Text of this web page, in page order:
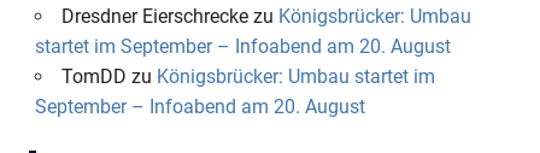
Dresdner Eierschreckezu Königsbrücker: Umbau
startet im September – Infoabend am 20. August
TomDD zu Königsbrücker: Umbau startet im
September – Infoabend am 20. August